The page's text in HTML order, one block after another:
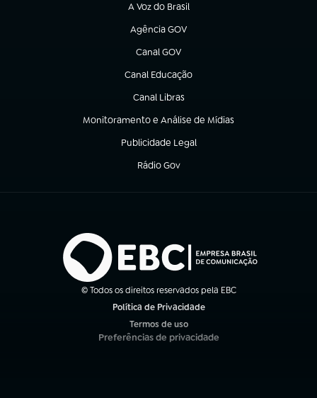
A Voz do Brasil
(abre em nova aba)
Agência GOV
(abre em nova aba)
Canal GOV
(abre em nova aba)
Canal Educação
(abre em nova aba)
Canal Libras
(abre em nova aba)
Monitoramento e Análise de Mídias
(abre em nova aba)
Publicidade Legal
(abre em nova aba)
Rádio Gov
(abre em nova aba)
© Todos os direitos reservados pela EBC
Política de Privacidade
Termos de uso
(abre em nova aba)
Preferências de privacidade